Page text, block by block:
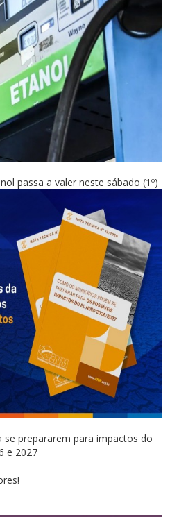
passa a valer neste sábado (1º)
prepararem para impactos do
e 2027